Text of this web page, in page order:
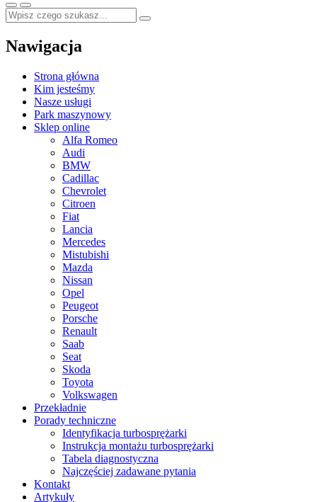
Nawigacja
Strona główna
Kim jesteśmy
Nasze usługi
Park maszynowy
Sklep online
Alfa Romeo
Audi
BMW
Cadillac
Chevrolet
Citroen
Fiat
Lancia
Mercedes
Mistubishi
Mazda
Nissan
Opel
Peugeot
Porsche
Renault
Saab
Seat
Skoda
Toyota
Volkswagen
Przekładnie
Porady techniczne
Identyfikacja turbosprężarki
Instrukcja montażu turbosprężarki
Tabela diagnostyczna
Najczęściej zadawane pytania
Kontakt
Artykuły